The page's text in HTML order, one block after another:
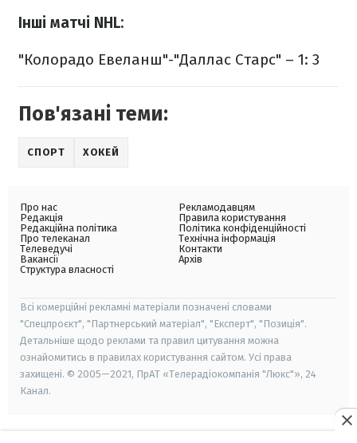
Інші матчі NHL:
"Колорадо Евеланш"-"Даллас Старс" – 1: 3
Пов'язані теми:
СПОРТ ХОКЕЙ
Про нас
Редакція
Редакційна політика
Про телеканал
Телеведучі
Вакансії
Структура власності
Рекламодавцям
Правила користування
Політика конфіденційності
Технічна інформація
Контакти
Архів
Всі комерційні рекламні матеріали позначені словами
"Спецпроєкт", "Партнерський матеріал", "Експерт", "Позиція".
Детальніше щодо реклами та правил цитування можна
ознайомитись в правилах користування сайтом. Усі права
захищені. © 2005—2021, ПрАТ «Телерадіокомпанія "Люкс"», 24
Канал.